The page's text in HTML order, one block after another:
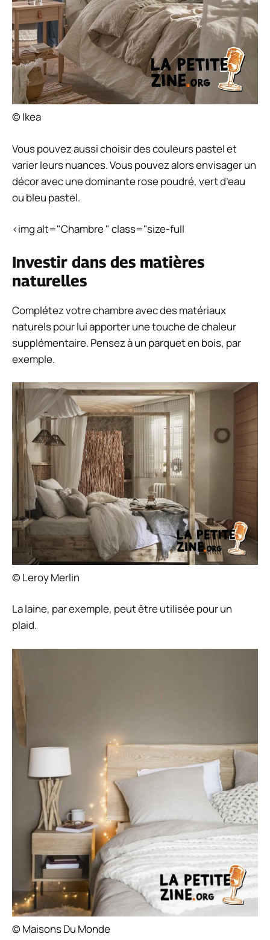
© Ikea
Vous pouvez aussi choisir des couleurs pastel et
varier leurs nuances. Vous pouvez alors envisager un
décor avec une dominante rose poudré, vert d’eau
ou bleu pastel.
<img alt="Chambre " class="size-full
Investir dans des matières
naturelles
Complétez votre chambre avec des matériaux
naturels pour lui apporter une touche de chaleur
supplémentaire. Pensez à un parquet en bois, par
exemple.
© Leroy Merlin
La laine, par exemple, peut être utilisée pour un
plaid.
© Maisons Du Monde